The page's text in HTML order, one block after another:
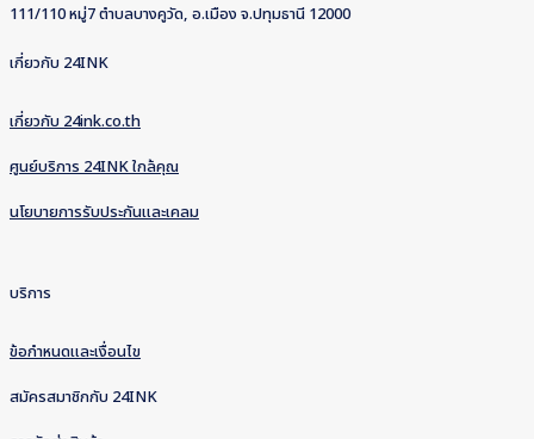
111/110 หมู่7 ตำบลบางคูวัด, อ.เมือง จ.ปทุมธานี 12000
เกี่ยวกับ 24INK
เกี่ยวกับ 24ink.co.th
ศูนย์บริการ 24INK ใกล้คุณ
นโยบายการรับประกันและเคลม
บริการ
ข้อกำหนดและเงื่อนไข
สมัครสมาชิกกับ 24INK